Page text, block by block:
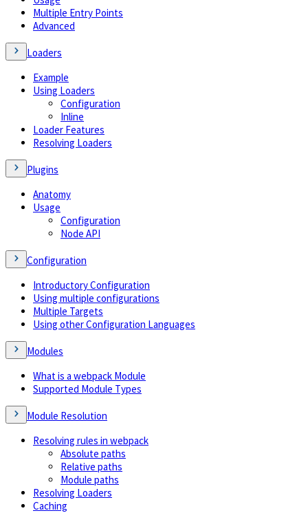
Multiple Entry Points
Advanced
Loaders
Example
Using Loaders
Configuration
Inline
Loader Features
Resolving Loaders
Plugins
Anatomy
Usage
Configuration
Node API
Configuration
Introductory Configuration
Using multiple configurations
Multiple Targets
Using other Configuration Languages
Modules
What is a webpack Module
Supported Module Types
Module Resolution
Resolving rules in webpack
Absolute paths
Relative paths
Module paths
Resolving Loaders
Caching